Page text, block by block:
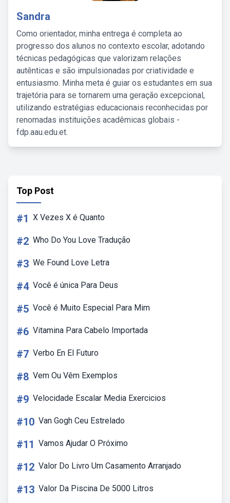
Sandra
Como orientador, minha entrega é completa ao
progresso dos alunos no contexto escolar, adotando
técnicas pedagógicas que valorizam relações
autênticas e são impulsionadas por criatividade e
entusiasmo. Minha meta é guiar os estudantes em sua
trajetória para se tornarem uma geração excepcional,
utilizando estratégias educacionais reconhecidas por
renomadas instituições acadêmicas globais -
fdp.aau.edu.et.
Top Post
#1 X Vezes X é Quanto
#2 Who Do You Love Tradução
#3 We Found Love Letra
#4 Você é única Para Deus
#5 Você é Muito Especial Para Mim
#6 Vitamina Para Cabelo Importada
#7 Verbo En El Futuro
#8 Vem Ou Vêm Exemplos
#9 Velocidade Escalar Media Exercicios
#10 Van Gogh Ceu Estrelado
#11 Vamos Ajudar O Próximo
#12 Valor Do Livro Um Casamento Arranjado
#13 Valor Da Piscina De 5000 Litros